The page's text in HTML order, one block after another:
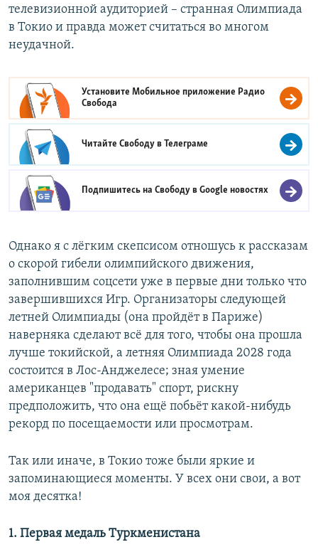
телевизионной аудиторией – странная Олимпиада
в Токио и правда может считаться во многом
неудачной.
Установите Мобильное приложение Радио
Свобода
Читайте Свободу вТелеграме
Подпишитесь на Свободу вGoogle новостях
Однако я с лёгким скепсисом отношусь к рассказам
о скорой гибели олимпийского движения,
заполнившим соцсети уже в первые дни только что
завершившихся Игр. Организаторы следующей
летней Олимпиады (она пройдёт в Париже)
наверняка сделают всё для того, чтобы она прошла
лучше токийской, а летняя Олимпиада 2028 года
состоится в Лос-Анджелесе; зная умение
американцев "продавать" спорт, рискну
предположить, что она ещё побьёт какой-нибудь
рекорд по посещаемости или просмотрам.
Так или иначе, в Токио тоже были яркие и
запоминающиеся моменты. У всех они свои, а вот
моя десятка!
1. Первая медаль Туркменистана